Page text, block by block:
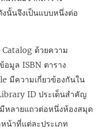
นั้นจึงเป็นแบบหนึ่งต่อ
ด้วยความ
มูล ISBN ตาราง
มีความเกี่ยวข้องกันใน
ID ประเด็นสำคัญ
หลายแถวต่อหนึ่งห้องสมุด
น้าที่แต่ละประเภท